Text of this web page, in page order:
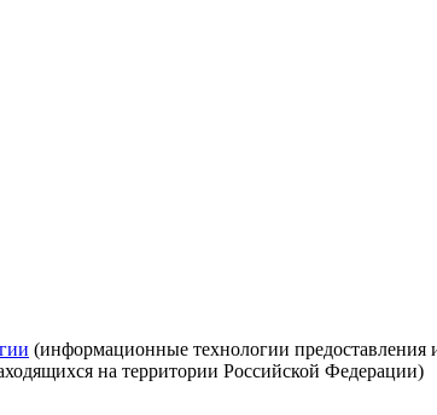
(информационные технологии предоставления
на территории Российской Федерации)